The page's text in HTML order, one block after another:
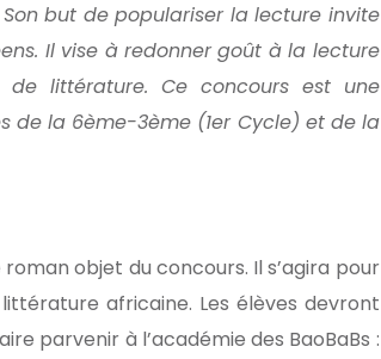
but de populariser la lecture invite
Il vise à redonner goût à la lecture
de littérature. Ce concours est une
de la 6ème-3ème (1er Cycle) et de la
objet du concours. Il s’agira pour
africaine. Les élèves devront
parvenir à l’académie des BaoBaBs :